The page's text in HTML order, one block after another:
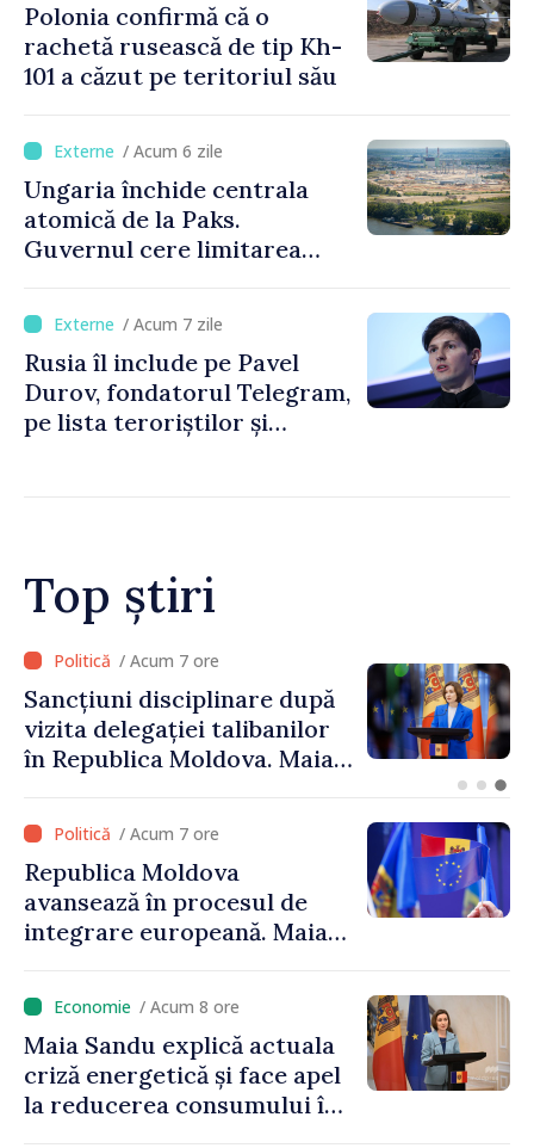
Polonia confirmă că o
rachetă rusească de tip Kh-
101 a căzut pe teritoriul său
/ Acum 6 zile
Ungaria închide centrala
atomică de la Paks.
Guvernul cere limitarea
/ Acum 7 zile
Rusia îl include pe Pavel
Durov, fondatorul Telegram,
pe lista teroriștilor și
Top știri
/ Acum 5 ore
Adunarea Populară a
Găgăuziei trebuie să aibă un
mandat deplin. Președinta
libere și corecte””
/ Acum 7 ore
Republica Moldova
avansează în procesul de
integrare europeană. Maia
niciun stat”
/ Acum 8 ore
Maia Sandu explică actuala
criză energetică și face apel
la reducerea consumului în